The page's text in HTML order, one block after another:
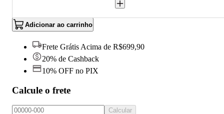
Adicionar ao carrinho
Frete Grátis Acima de R$699,90
20% de Cashback
10% OFF no PIX
Calcule o frete
Calcular